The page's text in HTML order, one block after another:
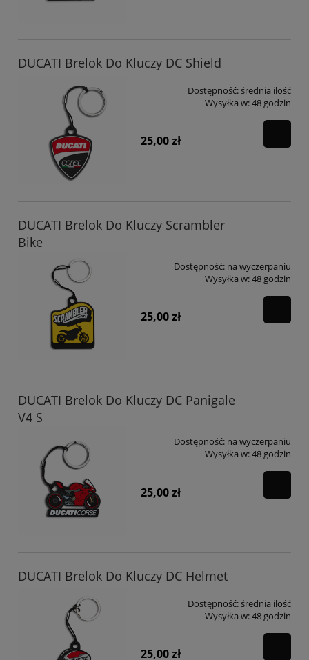
DUCATI Brelok Do Kluczy DC Shield
Dostępność:średnia ilość
Wysyłka w:48 godzin
25,00 zł
DUCATI Brelok Do Kluczy Scrambler
Bike
Dostępność: na wyczerpaniu
Wysyłka w:48 godzin
25,00 zł
DUCATI Brelok Do Kluczy DC Panigale
V4 S
Dostępność: na wyczerpaniu
Wysyłka w:48 godzin
25,00 zł
DUCATI Brelok Do Kluczy DC Helmet
Dostępność:średnia ilość
Wysyłka w:48 godzin
25,00 zł